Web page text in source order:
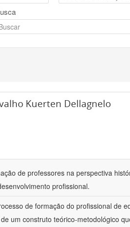
Kuerten Dellagnelo
de professores na perspectiva
profissional.
de formação do profissional de
um construto teórico-metodológico